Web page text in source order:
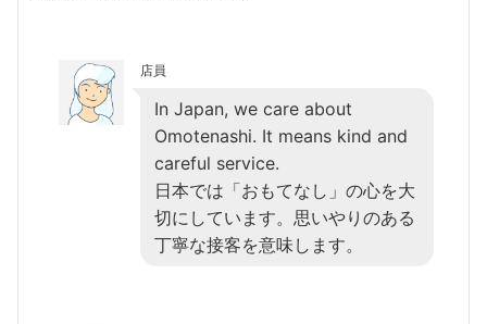
店員
In Japan, we care about
Omotenashi. It means kind and
careful service.
日本では「おもてなし」の心を大
切にしています。思いやりのある
丁寧な接客を意味します。